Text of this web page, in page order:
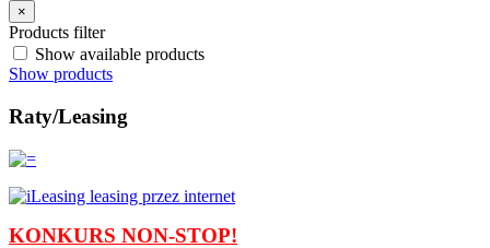
×
Products filter
Show available products
Show products
Raty/Leasing
KONKURS NON-STOP!